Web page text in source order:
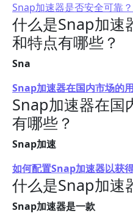
Snap加速器是否安全可靠
什么是Snap加速
和特点有哪些？
Sna
Snap加速器在国内市场的
Snap加速器在国
有哪些？
Snap加速
如何配置Snap加速器以获
什么是Snap加速
Snap加速器是一款